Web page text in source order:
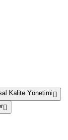
Kalite Yönetimi